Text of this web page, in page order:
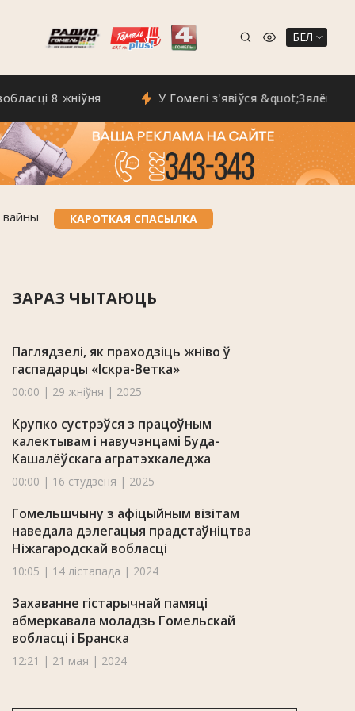
БЕЛ
8 жніўня У Гомелі з'явіўся &quot;Зялёны
вайны КАРОТКАЯ СПАСЫЛКА
ЗАРАЗ ЧЫТАЮЦЬ
Паглядзелі, як праходзіць жніво ў
гаспадарцы «Іскра-Ветка»
00:00 | 29 жніўня | 2025
Крупко сустрэўся з працоўным
калектывам і навучэнцамі Буда-
Кашалёўскага агратэхкаледжа
00:00 | 16 студзеня | 2025
Гомельшчыну з афіцыйным візітам
наведала дэлегацыя прадстаўніцтва
Ніжагародскай вобласці
10:05 | 14 лістапада | 2024
Захаванне гістарычнай памяці
абмеркавала моладзь Гомельскай
вобласці і Бранска
12:21 | 21 мая | 2024